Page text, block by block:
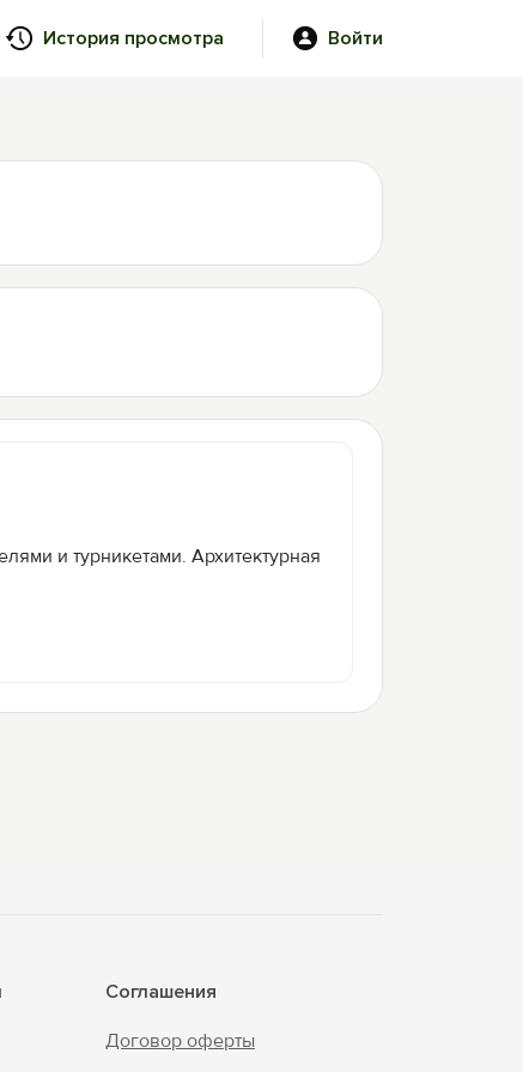
История просмотра Войти
и турникетами. Архитектурная
Соглашения
Договор оферты